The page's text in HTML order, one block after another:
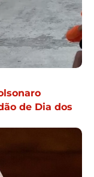
de Dia dos